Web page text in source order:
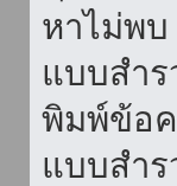
หาไม่พ
แบบสำร
พิมพ์ข้อค
แบบสำร